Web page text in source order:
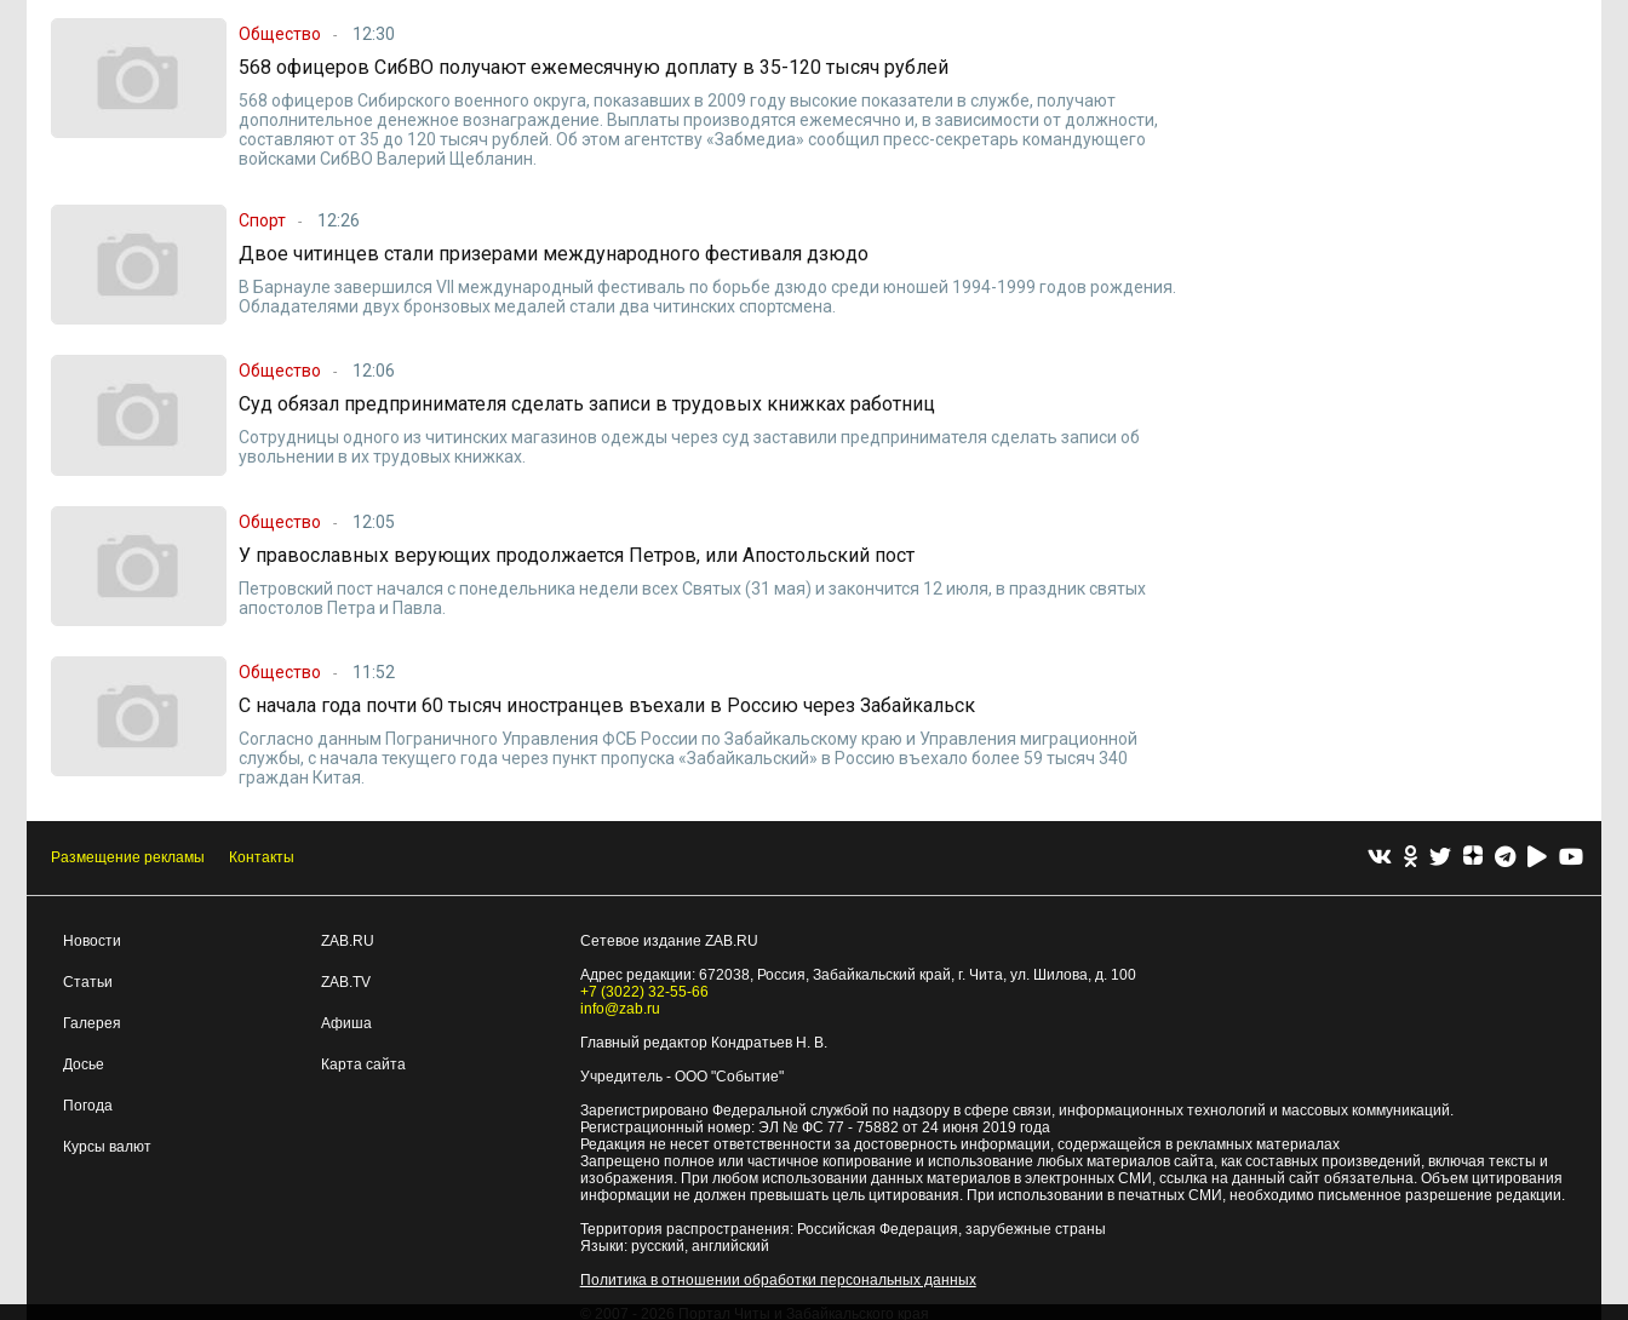
Общество 12:30
568 офицеров СибВО получают ежемесячную доплату в 35-120 тысяч рублей
568 офицеров Сибирского военного округа, показавших в 2009 году высокие показатели в службе, получают
дополнительное денежное вознаграждение. Выплаты производятся ежемесячно и, в зависимости от должности,
составляют от 35 до 120 тысяч рублей. Об этом агентству «Забмедиа» сообщил пресс-секретарь командующего
войсками СибВО Валерий Щебланин.
Спорт 12:26
Двое читинцев стали призерами международного фестиваля дзюдо
В Барнауле завершился VII международный фестиваль по борьбе дзюдо среди юношей 1994-1999 годов рождения.
Обладателями двух бронзовых медалей стали два читинских спортсмена.
Общество 12:06
Суд обязал предпринимателя сделать записи в трудовых книжках работниц
Сотрудницы одного из читинских магазинов одежды через суд заставили предпринимателя сделать записи об
увольнении в их трудовых книжках.
Общество 12:05
У православных верующих продолжается Петров, или Апостольский пост
Петровский пост начался с понедельника недели всех Святых (31 мая) и закончится 12 июля, в праздник святых
апостолов Петра и Павла.
Общество 11:52
С начала года почти 60 тысяч иностранцев въехали в Россию через Забайкальск
Согласно данным Пограничного Управления ФСБ России по Забайкальскому краю и Управления миграционной
службы, с начала текущего года через пункт пропуска «Забайкальский» в Россию въехало более 59 тысяч 340
граждан Китая.
Размещение рекламы Контакты
Новости
Статьи
Галерея
Досье
Погода
Курсы валют
ZAB.RU
ZAB.TV
Афиша
Карта сайта
Сетевое издание ZAB.RU
Адрес редакции: 672038, Россия, Забайкальский край, г. Чита, ул. Шилова, д. 100
+7 (3022) 32-55-66
info@zab.ru
Главный редактор Кондратьев Н. В.
Учредитель - ООО "Событие"
Зарегистрировано Федеральной службой по надзору в сфере связи, информационных технологий и массовых коммуникаций.
Регистрационный номер: ЭЛ № ФС 77 - 75882 от 24 июня 2019 года
Редакция не несет ответственности за достоверность информации, содержащейся в рекламных материалах
Запрещено полное или частичное копирование и использование любых материалов сайта, как составных произведений, включая тексты и
изображения. При любом использовании данных материалов в электронных СМИ, ссылка на данный сайт обязательна. Объем цитирования
информации не должен превышать цель цитирования. При использовании в печатных СМИ, необходимо письменное разрешение редакции.
Территория распространения: Российская Федерация, зарубежные страны
Языки: русский, английский
Политика в отношении обработки персональных данных